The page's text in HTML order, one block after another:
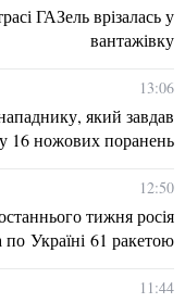
ГАЗель врізалась у
вантажівку
13:06
який завдав
16 ножових поранень
12:50
тижня росія
по Україні 61 ракетою
11:44